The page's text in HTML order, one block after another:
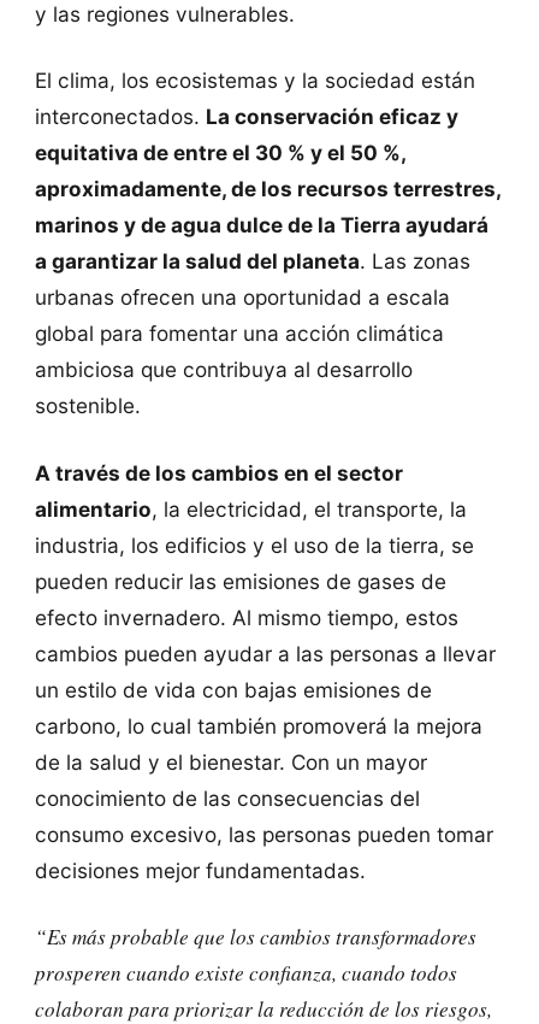
y las regiones vulnerables.
El clima, los ecosistemas y la sociedad están
interconectados. La conservación eficaz y
equitativa de entre el 30 % y el 50 %,
aproximadamente, de los recursos terrestres,
marinos y de agua dulce de la Tierra ayudará
a garantizar la salud del planeta. Las zonas
urbanas ofrecen una oportunidad a escala
global para fomentar una acción climática
ambiciosa que contribuya al desarrollo
sostenible.
A través de los cambios en el sector
alimentario, la electricidad, el transporte, la
industria, los edificios y el uso de la tierra, se
pueden reducir las emisiones de gases de
efecto invernadero. Al mismo tiempo, estos
cambios pueden ayudar a las personas a llevar
un estilo de vida con bajas emisiones de
carbono, lo cual también promoverá la mejora
de la salud y el bienestar. Con un mayor
conocimiento de las consecuencias del
consumo excesivo, las personas pueden tomar
decisiones mejor fundamentadas.
“Es más probable que los cambios transformadores
prosperen cuando existe confianza, cuando todos
colaboran para priorizar la reducción de los riesgos,